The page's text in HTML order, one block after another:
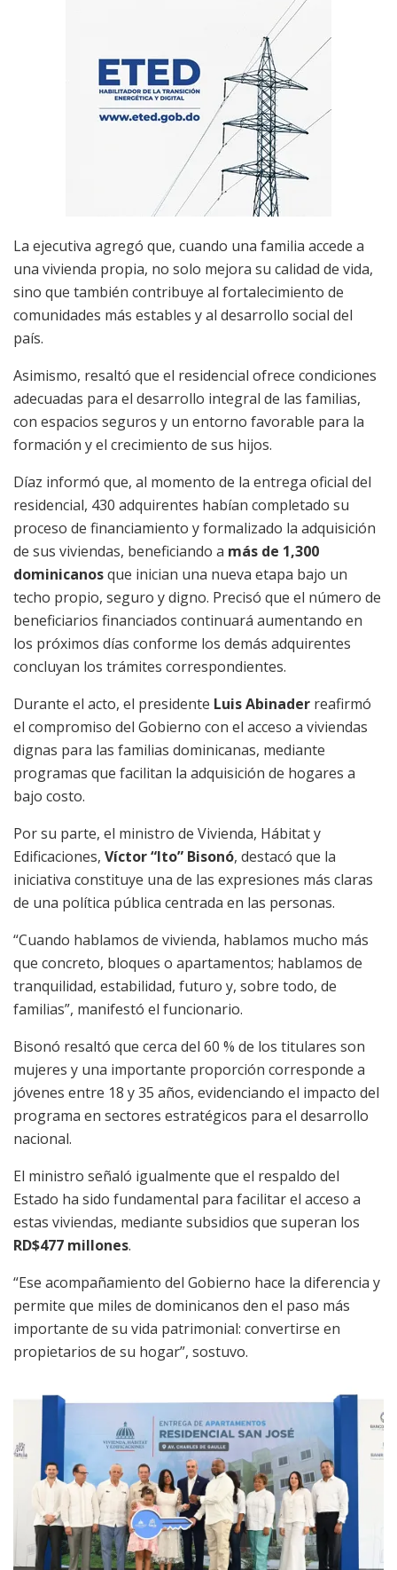
La ejecutiva agregó que, cuando una familia accede a
una vivienda propia, no solo mejora su calidad de vida,
sino que también contribuye al fortalecimiento de
comunidades más estables y al desarrollo social del
país.
Asimismo, resaltó que el residencial ofrece condiciones
adecuadas para el desarrollo integral de las familias,
con espacios seguros y un entorno favorable para la
formación y el crecimiento de sus hijos.
Díaz informó que, al momento de la entrega oficial del
residencial, 430 adquirentes habían completado su
proceso de financiamiento y formalizado la adquisición
de sus viviendas, beneficiando a más de 1,300
dominicanosque inician una nueva etapa bajo un
techo propio, seguro y digno. Precisó que el número de
beneficiarios financiados continuará aumentando en
los próximos días conforme los demás adquirentes
concluyan los trámites correspondientes.
Durante el acto, el presidente Luis Abinader reafirmó
el compromiso del Gobierno con el acceso a viviendas
dignas para las familias dominicanas, mediante
programas que facilitan la adquisición de hogares a
bajo costo.
Por su parte, el ministro de Vivienda, Hábitat y
Edificaciones, Víctor “Ito” Bisonó, destacó que la
iniciativa constituye una de las expresiones más claras
de una política pública centrada en las personas.
“Cuando hablamos de vivienda, hablamos mucho más
que concreto, bloques o apartamentos; hablamos de
tranquilidad, estabilidad, futuro y, sobre todo, de
familias”, manifestó el funcionario.
Bisonó resaltó que cerca del 60 % de los titulares son
mujeres y una importante proporción corresponde a
jóvenes entre 18 y 35 años, evidenciando el impacto del
programa en sectores estratégicos para el desarrollo
nacional.
El ministro señaló igualmente que el respaldo del
Estado ha sido fundamental para facilitar el acceso a
estas viviendas, mediante subsidios que superan los
RD$477 millones.
“Ese acompañamiento del Gobierno hace la diferencia y
permite que miles de dominicanos den el paso más
importante de su vida patrimonial: convertirse en
propietarios de su hogar”, sostuvo.